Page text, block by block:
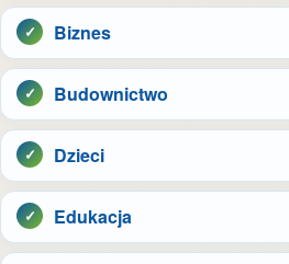
Biznes
Budownictwo
Dzieci
Edukacja